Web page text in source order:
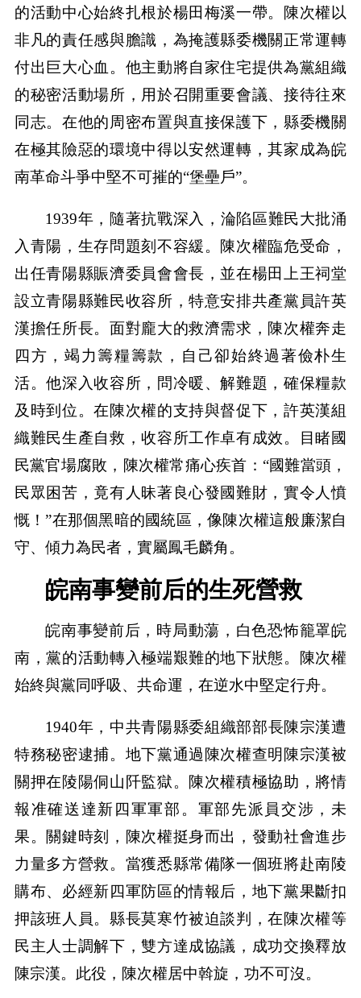
的活動中心始終扎根於楊田梅溪一帶。陳次權以
非凡的責任感與膽識，為掩護縣委機關正常運轉
付出巨大心血。他主動將自家住宅提供為黨組織
的秘密活動場所，用於召開重要會議、接待往來
同志。在他的周密布置與直接保護下，縣委機關
在極其險惡的環境中得以安然運轉，其家成為皖
南革命斗爭中堅不可摧的“堡壘戶”。
1939年，隨著抗戰深入，淪陷區難民大批涌
入青陽，生存問題刻不容緩。陳次權臨危受命，
出任青陽縣賑濟委員會會長，並在楊田上王祠堂
設立青陽縣難民收容所，特意安排共產黨員許英
漢擔任所長。面對龐大的救濟需求，陳次權奔走
四方，竭力籌糧籌款，自己卻始終過著儉朴生
活。他深入收容所，問冷暖、解難題，確保糧款
及時到位。在陳次權的支持與督促下，許英漢組
織難民生產自救，收容所工作卓有成效。目睹國
民黨官場腐敗，陳次權常痛心疾首：“國難當頭，
民眾困苦，竟有人昧著良心發國難財，實令人憤
慨！”在那個黑暗的國統區，像陳次權這般廉潔自
守、傾力為民者，實屬鳳毛麟角。
皖南事變前后的生死營救
皖南事變前后，時局動蕩，白色恐怖籠罩皖
南，黨的活動轉入極端艱難的地下狀態。陳次權
始終與黨同呼吸、共命運，在逆水中堅定行舟。
1940年，中共青陽縣委組織部部長陳宗漢遭
特務秘密逮捕。地下黨通過陳次權查明陳宗漢被
關押在陵陽侗山阡監獄。陳次權積極協助，將情
報准確送達新四軍軍部。軍部先派員交涉，未
果。關鍵時刻，陳次權挺身而出，發動社會進步
力量多方營救。當獲悉縣常備隊一個班將赴南陵
購布、必經新四軍防區的情報后，地下黨果斷扣
押該班人員。縣長莫寒竹被迫談判，在陳次權等
民主人士調解下，雙方達成協議，成功交換釋放
陳宗漢。此役，陳次權居中斡旋，功不可沒。